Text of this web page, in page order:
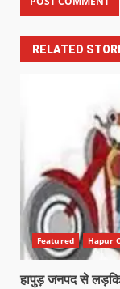
RELATED
Featured Hapur
हापुड़ जनपद से